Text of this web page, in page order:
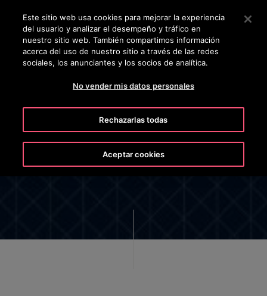
Pulse Intro para saltar al contenido principal
BUSCAR
Report Privacy Matter
Este sitio web usa cookies para mejorar la experiencia
del usuario y analizar el desempeño y tráfico en
nuestro sitio web. También compartimos información
acerca del uso de nuestro sitio a través de las redes
sociales, los anunciantes y los socios de analítica.
No vender mis datos personales
Rechazarlas todas
Aceptar cookies